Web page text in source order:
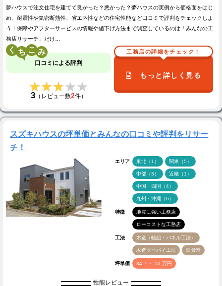
夢ハウスで注文住宅を建てて良かった？悪かった？夢ハウスの実例から価格面をはじ
め、耐震性や気密断熱性、省エネ性などの住宅性能など口コミで評判をチェックしよ
う！保障やアフターサービスの情報や値下げ方法まで調査しているのは「みんなの工
務店リサーチ」だけ…
く こ
口コミによる評判
★★★★★
★★★★★
3（レビュー数2件）
工務店の詳細をチェック！
もっと詳しく見る
スズキハウスの坪単価とみんなの口コミや評判をリサー
チ！
エリア 東北（1） 関東（5）
中部（3） 近畿（1）
中国・四国（4）
九州・沖縄（6）
特徴 地震に強い工務店
ローコストな工務店
工法 木造（軸組・パネル工法）
木造ツーバイ工法 鉄骨造
坪単価 34.7 ～ 50 万円
性能レビュー